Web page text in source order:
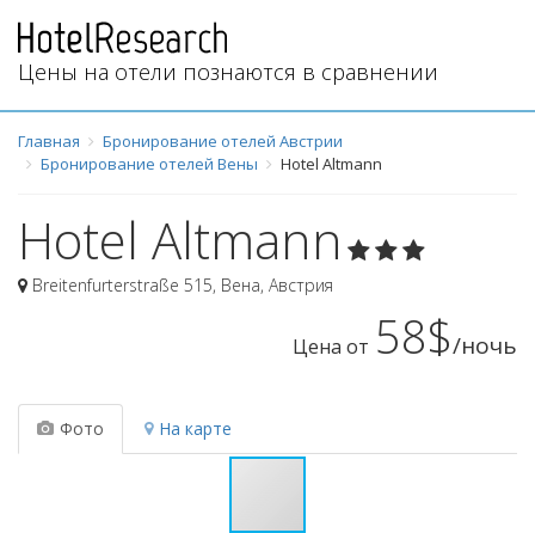
Цены на отели познаются в сравнении
Главная
Бронирование отелей Австрии
Бронирование отелей Вены
Hotel Altmann
Hotel Altmann
Breitenfurterstraße 515, Вена, Австрия
Цена от 58$/ночь
Фото На карте